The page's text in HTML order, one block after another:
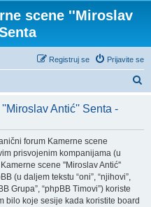
scene ''Miroslav
Prijavite se
Registruj se
t
Antić'' Senta -
forum Kamerne scene
prisvojenim kompanijama (u
Kamerne scene ''Miroslav Antić''
(u daljem tekstu “oni”, “njihovi”,
Grupa”, “phpBB Timovi”) koriste
bilo koje sesije kada koristite board